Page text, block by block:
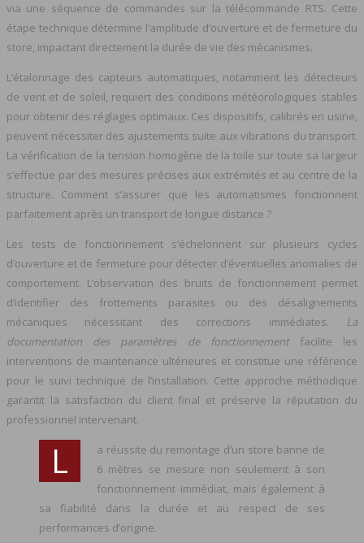
via une séquence de commandes sur la télécommande RTS. Cette
étape technique détermine l’amplitude d’ouverture et de fermeture du
store, impactant directement la durée de vie des mécanismes.
L’étalonnage des capteurs automatiques, notamment les détecteurs
de vent et de soleil, requiert des conditions météorologiques stables
pour obtenir des réglages optimaux. Ces dispositifs, calibrés en usine,
peuvent nécessiter des ajustements suite aux vibrations du transport.
La vérification de la tension homogène de la toile sur toute sa largeur
s’effectue par des mesures précises aux extrémités et au centre de la
structure. Comment s’assurer que les automatismes fonctionnent
parfaitement après un transport de longue distance ?
Les tests de fonctionnement s’échelonnent sur plusieurs cycles
d’ouverture et de fermeture pour détecter d’éventuelles anomalies de
comportement. L’observation des bruits de fonctionnement permet
d’identifier des frottements parasites ou des désalignements
mécaniques nécessitant des corrections immédiates. La
documentation des paramètres de fonctionnementfacilite les
interventions de maintenance ultérieures et constitue une référence
pour le suivi technique de l’installation. Cette approche méthodique
garantit la satisfaction du client final et préserve la réputation du
professionnel intervenant.
L
a réussite du remontage d’un store banne de
6 mètres se mesure non seulement à son
fonctionnement immédiat, mais également à
sa fiabilité dans la durée et au respect de ses
performances d’origine.